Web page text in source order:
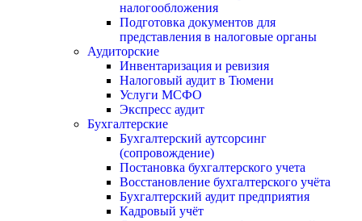
налогообложения
Подготовка документов для
представления в налоговые органы
Аудиторские
Инвентаризация и ревизия
Налоговый аудит в Тюмени
Услуги МСФО
Экспресс аудит
Бухгалтерские
Бухгалтерский аутсорсинг
(сопровождение)
Постановка бухгалтерского учета
Восстановление бухгалтерского учёта
Бухгалтерский аудит предприятия
Кадровый учёт